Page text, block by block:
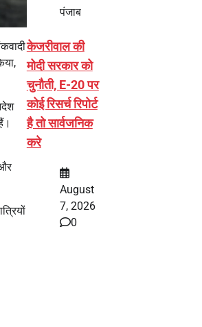
पंजाब
केजरीवाल की
मोदी सरकार को
चुनौती, E-20 पर
कोई रिसर्च रिपोर्ट
है तो सार्वजनिक
करे
August
7, 2026
0